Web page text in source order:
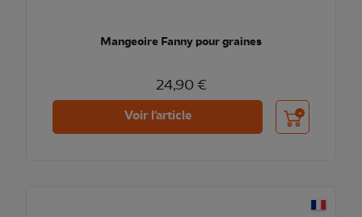
Mangeoire Fanny pour graines
24,90 €
Voir l'article Ajouter au